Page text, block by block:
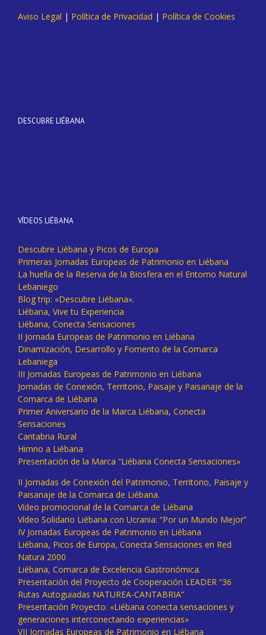
Aviso Legal | Política de Privacidad | Política de Cookies
DESCUBRE LIÉBANA
VÍDEOS LIÉBANA
Descubre Liébana y Picos de Europa
Primeras Jornadas Europeas de Patrimonio en Liébana
La huella de la Reserva de la Biosfera en el Entorno Natural
Lebaniego
Blog trip: «Descubre Liébana».
Liébana, Vive tu Experiencia
Liébana, Conecta Sensaciones
II Jornada Europeas de Patrimonio en Liébana
Dinamización, Desarrollo y Fomento de la Comarca
Lebaniega
III Jornadas Europeas de Patrimonio en Liébana
Jornadas de Conexión, Territorio, Paisaje y Paisanaje de la
Comarca de Liébana
Primer Aniversario de la Marca Liébana, Conecta
Sensaciones
Cantabria Rural
Himno a Liébana
Presentación de la Marca “Liébana Conecta Sensaciones»
II Jornadas de Conexión del Patrimonio, Territorio, Paisaje y
Paisanaje de la Comarca de Liébana.
Vídeo promocional de la Comarca de Liébana
Vídeo Solidario Liébana con Ucrania: “Por un Mundo Mejor”
IV Jornadas Europeas de Patrimonio en Liébana
Liébana, Picos de Europa, Conecta Sensaciones en Red
Natura 2000
Liébana, Comarca de Excelencia Gastronómica.
Presentación del Proyecto de Cooperación LEADER “36
Rutas Autoguiadas NATUREA-CANTABRIA”
Presentación Proyecto: «Liébana conecta sensaciones y
generaciones interconectando experiencias»
VII Jornadas Europeas de Patrimonio en Liébana